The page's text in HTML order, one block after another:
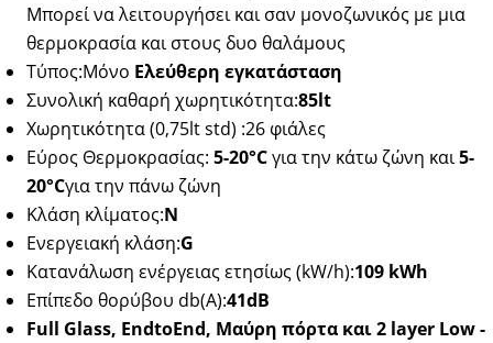
Μπορεί να λειτουργήσει και σαν μονοζωνικός με μια
θερμοκρασία και στους δυο θαλάμους
Τύπος:Μόνο Ελεύθερη εγκατάσταση
Συνολική καθαρή χωρητικότητα:85lt
Χωρητικότητα (0,75lt std) :26 φιάλες
Εύρος Θερμοκρασίας: 5-20°Cγια την κάτω ζώνη και5-
20°Cγια την πάνω ζώνη
Κλάση κλίματος:N
Ενεργειακή κλάση:G
Κατανάλωση ενέργειας ετησίως (kW/h):109 kWh
Επίπεδο θορύβου db(Α):41dB
Full Glass, EndtoEnd, Μαύρη πόρτα και2 layer Low -